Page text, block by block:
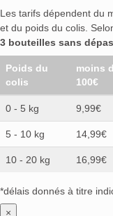
Les tarifs dépendent du
et du poids du colis.
3 bouteilles sans
Poids du
colis
moins
100€
0 - 5 kg 9,99€
5 - 10 kg 14,99€
10 - 20 kg 16,99€
*délais donnés à titre
×